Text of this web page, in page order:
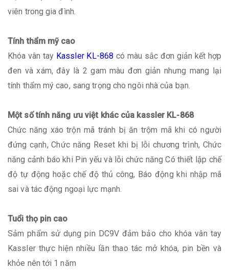
viên trong gia đình.
Tính thẩm mỹ cao
Khóa vân tay Kassler KL-868 có màu sắc đơn giản kết hợp
đen và xám, đây là 2 gam màu đơn giản nhưng mang lại
tính thẩm mý cao, sang trọng cho ngôi nhà của bạn.
Một số tính năng ưu việt khác của kassler KL-868
Chức năng xáo trộn mã tránh bị ăn trộm mã khi có người
đứng cạnh, Chức năng Reset khi bị lỗi chương trình, Chức
năng cảnh báo khi Pin yếu và lỗi chức năng Có thiết lập chế
độ tự động hoặc chế độ thủ công, Báo động khi nhập mã
sai và tác động ngoại lực mạnh.
Tuổi thọ pin cao
Sảm phẩm sử dụng pin DC9V đảm bảo cho khóa vân tay
Kassler thực hiện nhiều lần thao tác mở khóa, pin bền và
khỏe nên tới 1 năm